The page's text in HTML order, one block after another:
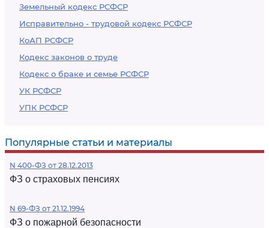
Земельный кодекс РСФСР
Исправительно - трудовой кодекс РСФСР
КоАП РСФСР
Кодекс законов о труде
Кодекс о браке и семье РСФСР
УК РСФСР
УПК РСФСР
Популярные статьи и материалы
N 400-ФЗ от 28.12.2013
ФЗ о страховых пенсиях
N 69-ФЗ от 21.12.1994
ФЗ о пожарной безопасности